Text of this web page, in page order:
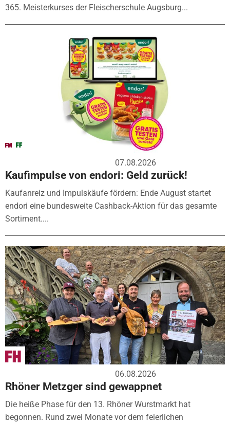
365. Meisterkurses der Fleischerschule Augsburg...
07.08.2026
Kaufimpulse von endori: Geld zurück!
Kaufanreiz und Impulskäufe fördern: Ende August startet
endori eine bundesweite Cashback-Aktion für das gesamte
Sortiment....
06.08.2026
Rhöner Metzger sind gewappnet
Die heiße Phase für den 13. Rhöner Wurstmarkt hat
begonnen. Rund zwei Monate vor dem feierlichen